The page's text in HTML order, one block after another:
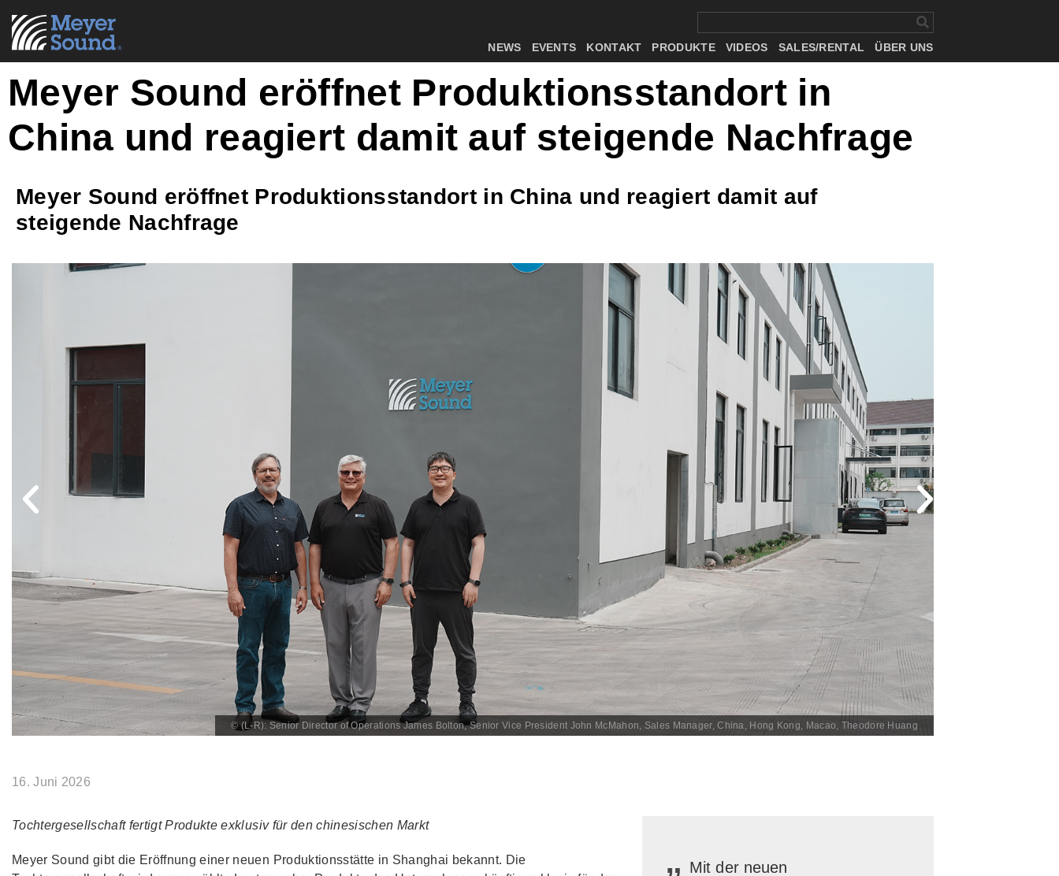
NEWS EVENTS KONTAKT PRODUKTE VIDEOS SALES/RENTAL ÜBER UNS
Meyer Sound eröffnet Produktionsstandort in
China und reagiert damit auf steigende Nachfrage
Meyer Sound eröffnet Produktionsstandort in China und reagiert damit auf
steigende Nachfrage
© (L-R): Senior Director of Operations James Bolton, Senior Vice President John McMahon, Sales Manager, China, Hong Kong, Macao, Theodore Huang
16. Juni 2026
Tochtergesellschaft fertigt Produkte exklusiv für den chinesischen Markt
Meyer Sound gibt die Eröffnung einer neuen Produktionsstätte in Shanghai bekannt. Die
„ Mit der neuen